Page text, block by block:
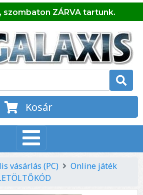
szombaton ZÁRVA tartunk.
Kosár
vásárlás (PC)
Online játék